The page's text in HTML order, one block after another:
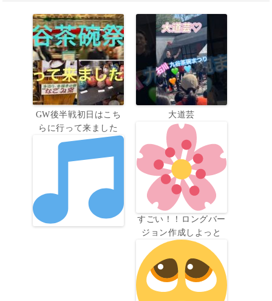
GW後半戦初日はこち
らに行って来ました
大道芸
すごい！！ロングバー
ジョン作成しよっと